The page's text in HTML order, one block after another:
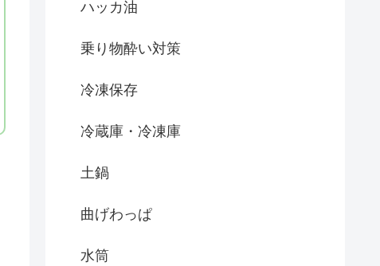
ハッカ油
乗り物酔い対策
冷凍保存
冷蔵庫・冷凍庫
土鍋
曲げわっぱ
水筒